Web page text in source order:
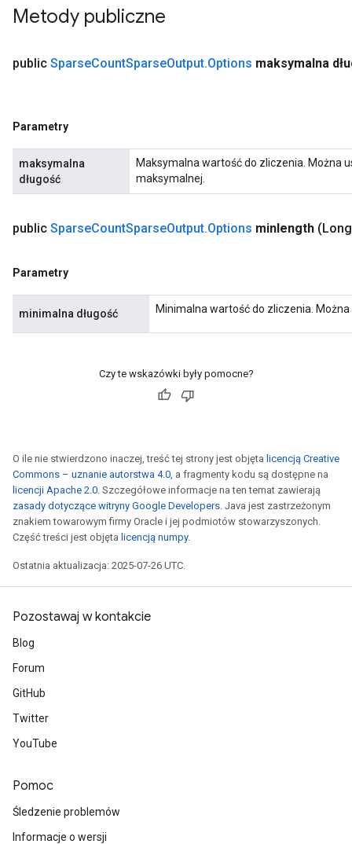
Metody publiczne
public SparseCountSparseOutput.Options maksymalna
Parametry
maksymalna
długość
Maksymalna wartość do zliczenia. Można
maksymalnej.
public SparseCountSparseOutput.Options minlength
Parametry
minimalna długość Minimalna wartość do zliczenia.
Czy te wskazówki były pomocne?
O ile nie stwierdzono inaczej, treść tej strony jest objęta licencją Creative
Commons – uznanie autorstwa 4.0, a fragmenty kodu są dostępne na
licencji Apache 2.0. Szczegółowe informacje na ten temat zawierają
zasady dotyczące witryny Google Developers. Java jest zastrzeżonym
znakiem towarowym firmy Oracle i jej podmiotów stowarzyszonych.
Część treści jest objęta licencją numpy.
Ostatnia aktualizacja: 2025-07-26 UTC.
Pozostawaj w kontakcie
Blog
Forum
GitHub
Twitter
YouTube
Pomoc
Śledzenie problemów
Informacje o wersji